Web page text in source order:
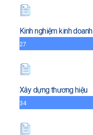
Kinh nghiệm kinh doanh
27
Xây dựng thương hiệu
34